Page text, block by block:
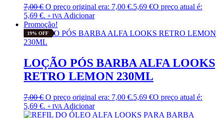
7,00€ O preço original era: 7,00 €.5,69 €O preço atual é:
5,69 €. + IVA Adicionar
Promoção!
19% OFF
LOÇÃO PÓS BARBA ALFA LOOKS
RETRO LEMON 230ML
7,00€ O preço original era: 7,00 €.5,69 €O preço atual é:
5,69 €. + IVA Adicionar